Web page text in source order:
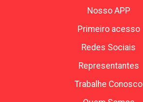
Nosso APP
Primeiro acesso
Redes Sociais
Representantes
Trabalhe Conosco